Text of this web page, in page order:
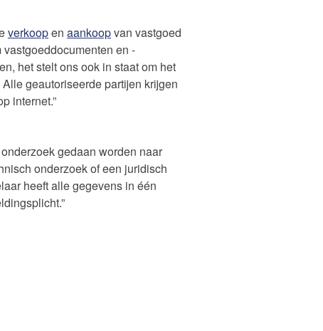
verkoopen aankoopvan vastgoed
en -
het stelt ons ook in staat om het
geautoriseerde partijen krijgen
internet.”
gedaan worden naar
onderzoek of een juridisch
heeft alle gegevens in één